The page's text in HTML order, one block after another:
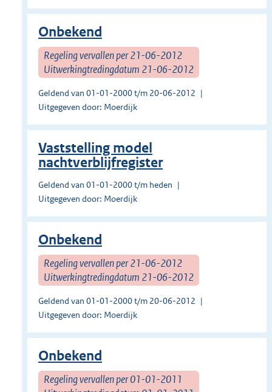
Onbekend
Regeling vervallen per 21-06-2012
Uitwerkingtredingdatum 21-06-2012
Geldend van 01-01-2000 t/m 20-06-2012
Uitgegeven door: Moerdijk
Vaststelling model
nachtverblijfregister
Geldend van 01-01-2000 t/m heden
Uitgegeven door: Moerdijk
Onbekend
Regeling vervallen per 21-06-2012
Uitwerkingtredingdatum 21-06-2012
Geldend van 01-01-2000 t/m 20-06-2012
Uitgegeven door: Moerdijk
Onbekend
Regeling vervallen per 01-01-2011